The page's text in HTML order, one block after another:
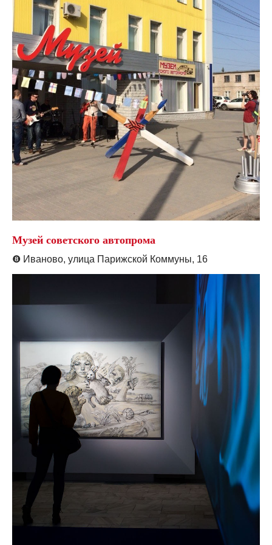
Музей советского автопрома
❽ Иваново, улица Парижской Коммуны, 16